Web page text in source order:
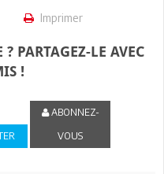
Imprimer
PARTAGEZ-LE AVEC
!
ABONNEZ-
VOUS